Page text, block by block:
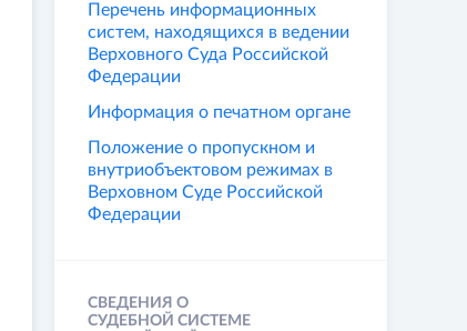
Перечень информационных
систем, находящихся в ведении
Верховного Суда Российской
Федерации
Информация о печатном органе
Положение о пропускном и
внутриобъектовом режимах в
Верховном Суде Российской
Федерации
СВЕДЕНИЯ О
СУДЕБНОЙ СИСТЕМЕ